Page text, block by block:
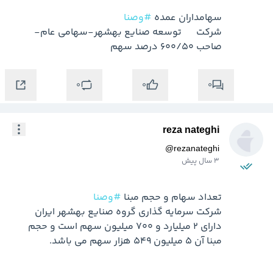
سهامداران عمده #وصنا
صاحب 600/50 درصد سهم
0
0
0
reza nateghi
@rezanateghi
3 سال پیش
تعداد سهام و حجم مبنا #وصنا
مبنا آن 5 میلیون 549 هزار سهم می باشد.